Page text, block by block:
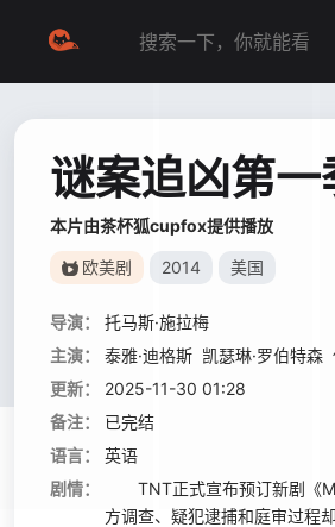
谜案追凶第一
本片由茶杯狐cupfox提供播放
欧美剧 2014 美国
导演：
托马斯·施拉梅
主演：
泰雅·迪格斯 凯瑟琳·罗伯特森
更新：
2025-11-30 01:28
备注：
已完结
语言：
英语
剧情：
TNT正式宣布预订新剧《
方调查、疑犯逮捕和庭审过程